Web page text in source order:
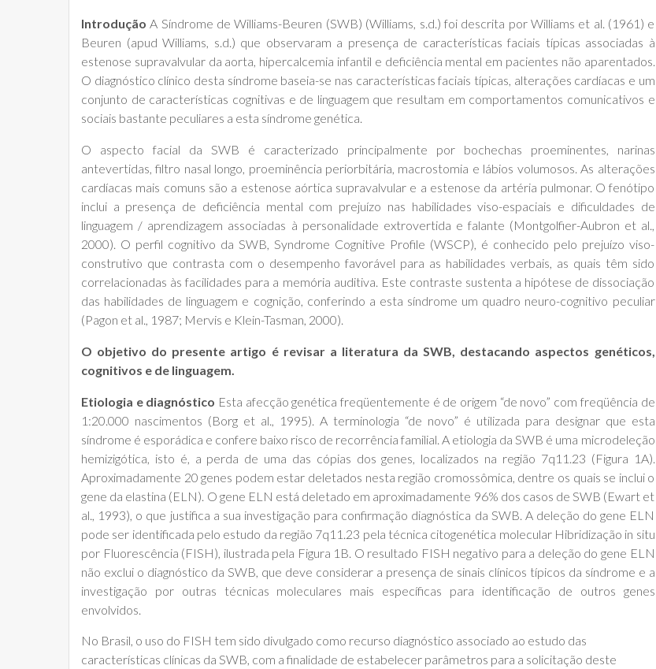
Introdução A Síndrome de Williams-Beuren (SWB) (Williams, s.d.) foi descrita por Williams et al. (1961) e
Beuren (apud Williams, s.d.) que observaram a presença de características faciais típicas associadas à
estenose supravalvular da aorta, hipercalcemia infantil e deficiência mental em pacientes não aparentados.
O diagnóstico clínico desta síndrome baseia-se nas características faciais típicas, alterações cardíacas e um
conjunto de características cognitivas e de linguagem que resultam em comportamentos comunicativos e
sociais bastante peculiares a esta síndrome genética.
O aspecto facial da SWB é caracterizado principalmente por bochechas proeminentes, narinas
antevertidas, filtro nasal longo, proeminência periorbitária, macrostomia e lábios volumosos. As alterações
cardíacas mais comuns são a estenose aórtica supravalvular e a estenose da artéria pulmonar. O fenótipo
inclui a presença de deficiência mental com prejuízo nas habilidades viso-espaciais e dificuldades de
linguagem / aprendizagem associadas à personalidade extrovertida e falante (Montgolfier-Aubron et al.,
2000). O perfil cognitivo da SWB, Syndrome Cognitive Profile (WSCP), é conhecido pelo prejuízo viso-
construtivo que contrasta com o desempenho favorável para as habilidades verbais, as quais têm sido
correlacionadas às facilidades para a memória auditiva. Este contraste sustenta a hipótese de dissociação
das habilidades de linguagem e cognição, conferindo a esta síndrome um quadro neuro-cognitivo peculiar
(Pagon et al., 1987; Mervis e Klein-Tasman, 2000).
O objetivo do presente artigo é revisar a literatura da SWB, destacando aspectos genéticos,
cognitivos e de linguagem.
Etiologia e diagnóstico Esta afecção genética freqüentemente é de origem “de novo” com freqüência de
1:20.000 nascimentos (Borg et al., 1995). A terminologia “de novo” é utilizada para designar que esta
síndrome é esporádica e confere baixo risco de recorrência familial. A etiologia da SWB é uma microdeleção
hemizigótica, isto é, a perda de uma das cópias dos genes, localizados na região 7q11.23 (Figura 1A).
Aproximadamente 20 genes podem estar deletados nesta região cromossômica, dentre os quais se inclui o
gene da elastina (ELN). O gene ELN está deletado em aproximadamente 96% dos casos de SWB (Ewart et
al., 1993), o que justifica a sua investigação para confirmação diagnóstica da SWB. A deleção do gene ELN
pode ser identificada pelo estudo da região 7q11.23 pela técnica citogenética molecular Hibridização in situ
por Fluorescência (FISH), ilustrada pela Figura 1B. O resultado FISH negativo para a deleção do gene ELN
não exclui o diagnóstico da SWB, que deve considerar a presença de sinais clínicos típicos da síndrome e a
investigação por outras técnicas moleculares mais específicas para identificação de outros genes
envolvidos.
No Brasil, o uso do FISH tem sido divulgado como recurso diagnóstico associado ao estudo das
características clínicas da SWB, com a finalidade de estabelecer parâmetros para a solicitação deste